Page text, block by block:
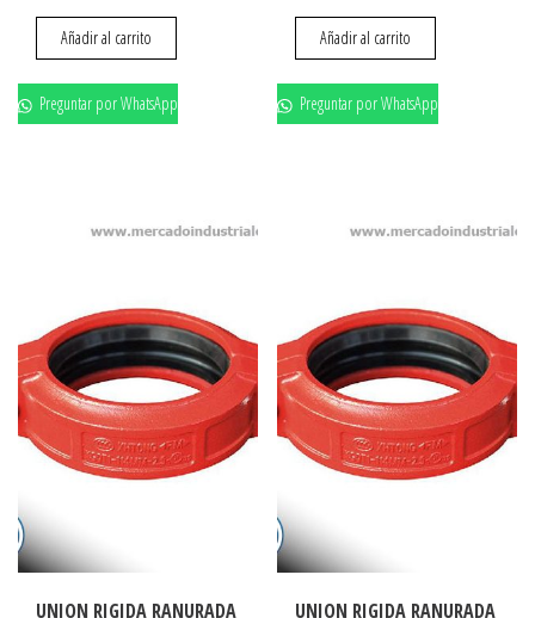
Añadir al carrito
Preguntar por WhatsApp
Añadir al carrito
Preguntar por WhatsApp
UNION RIGIDA RANURADA
UNION RIGIDA RANURADA